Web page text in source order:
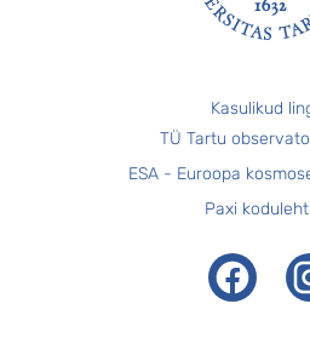
Kasulikud
TÜ Tartu
ESA - Euroopa
Paxi koduleht
Facebook